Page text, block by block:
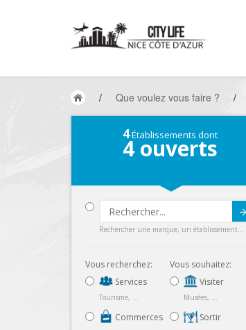
/ Que voulez vous faire ? /
4Établissements dont
4ouverts
Rechercher une marque, un établissement...
Vous recherchez:
Services
Tourisme, ...
Commerces
Vous souhaitez:
Visiter
Musées, ...
Sortir